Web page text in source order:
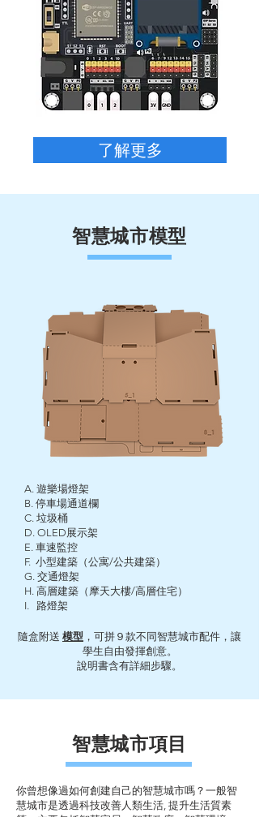
了解更多
智慧城市模型
A. 遊樂場燈架
B. 停車場通道欄
C. 垃圾桶
D. OLED展示架
E. 車速監控
F. 小型建築（公寓/公共建築）
G. 交通燈架
H. 高層建築（摩天大樓/高層住宅）
I. 路燈架
隨盒附送 模型 ，可拼９款不同智慧城市配件，讓
學生自由發揮創意。
說明書含有詳細步驟。
智慧城市項目
你曾想像過如何創建自己的智慧城市嗎？一般智
慧城市是透過科技改善人類生活, 提升生活質素